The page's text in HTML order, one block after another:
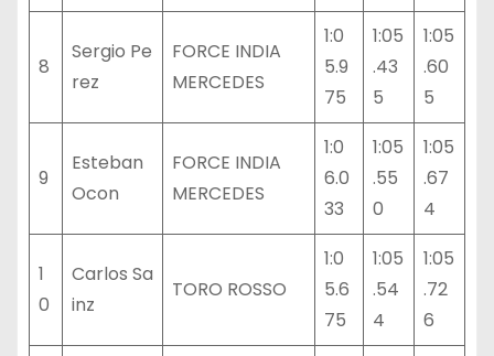
8
Sergio Pe
rez
FORCE INDIA
MERCEDES
1:0
5.9
75
1:05
.43
5
1:05
.60
5
9
Esteban
Ocon
FORCE INDIA
MERCEDES
1:0
6.0
33
1:05
.55
0
1:05
.67
4
1
0
Carlos Sa
inz
TORO ROSSO
1:0
5.6
75
1:05
.54
4
1:05
.72
6